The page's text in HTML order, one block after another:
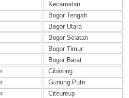
Kecamatan
Bogor Tengah
Bogor Utara
Bogor Selatan
Bogor Timur
Bogor Barat
Cibinong
Gunung Putri
Citeureup